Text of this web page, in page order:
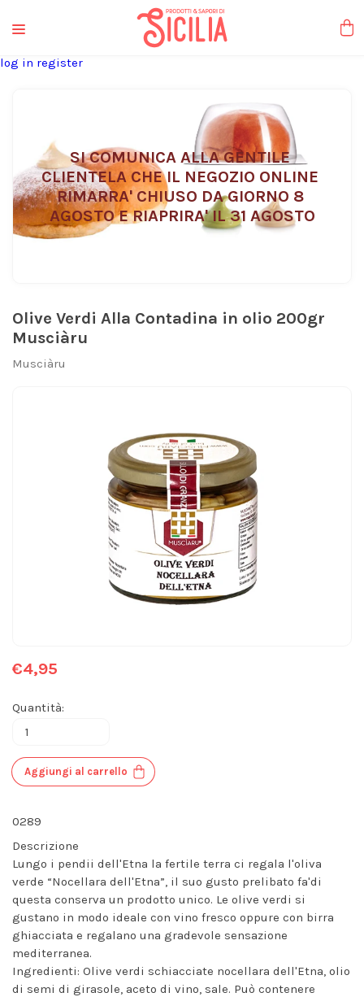
liquori tipici
log in register
SI COMUNICA ALLA GENTILE
CLIENTELA CHE IL NEGOZIO ONLINE
RIMARRA' CHIUSO DA GIORNO 8
AGOSTO E RIAPRIRA' IL 31 AGOSTO
Olive Verdi Alla Contadina in olio 200gr
Musciàru
Musciàru
€4,95
Quantità:
Aggiungi al carrello
0289
Descrizione
Lungo i pendii dell'Etna la fertile terra ci regala l'oliva
verde “Nocellara dell'Etna”, il suo gusto prelibato fa'di
questa conserva un prodotto unico. Le olive verdi si
gustano in modo ideale con vino fresco oppure con birra
ghiacciata e regalano una gradevole sensazione
mediterranea.
Ingredienti: Olive verdi schiacciate nocellara dell'Etna, olio
di semi di girasole, aceto di vino, sale. Può contenere